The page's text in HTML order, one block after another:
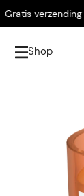
verzending
Shop